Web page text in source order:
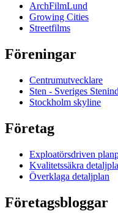
ArchFilmLund
Growing Cities
Streetfilms
Föreningar
Centrumutvecklare
Sten - Sveriges
Stockholm skyline
Företag
Exploatörsdriven
Kvalitetssäkra
Överklaga detaljplan
Företagsbloggar